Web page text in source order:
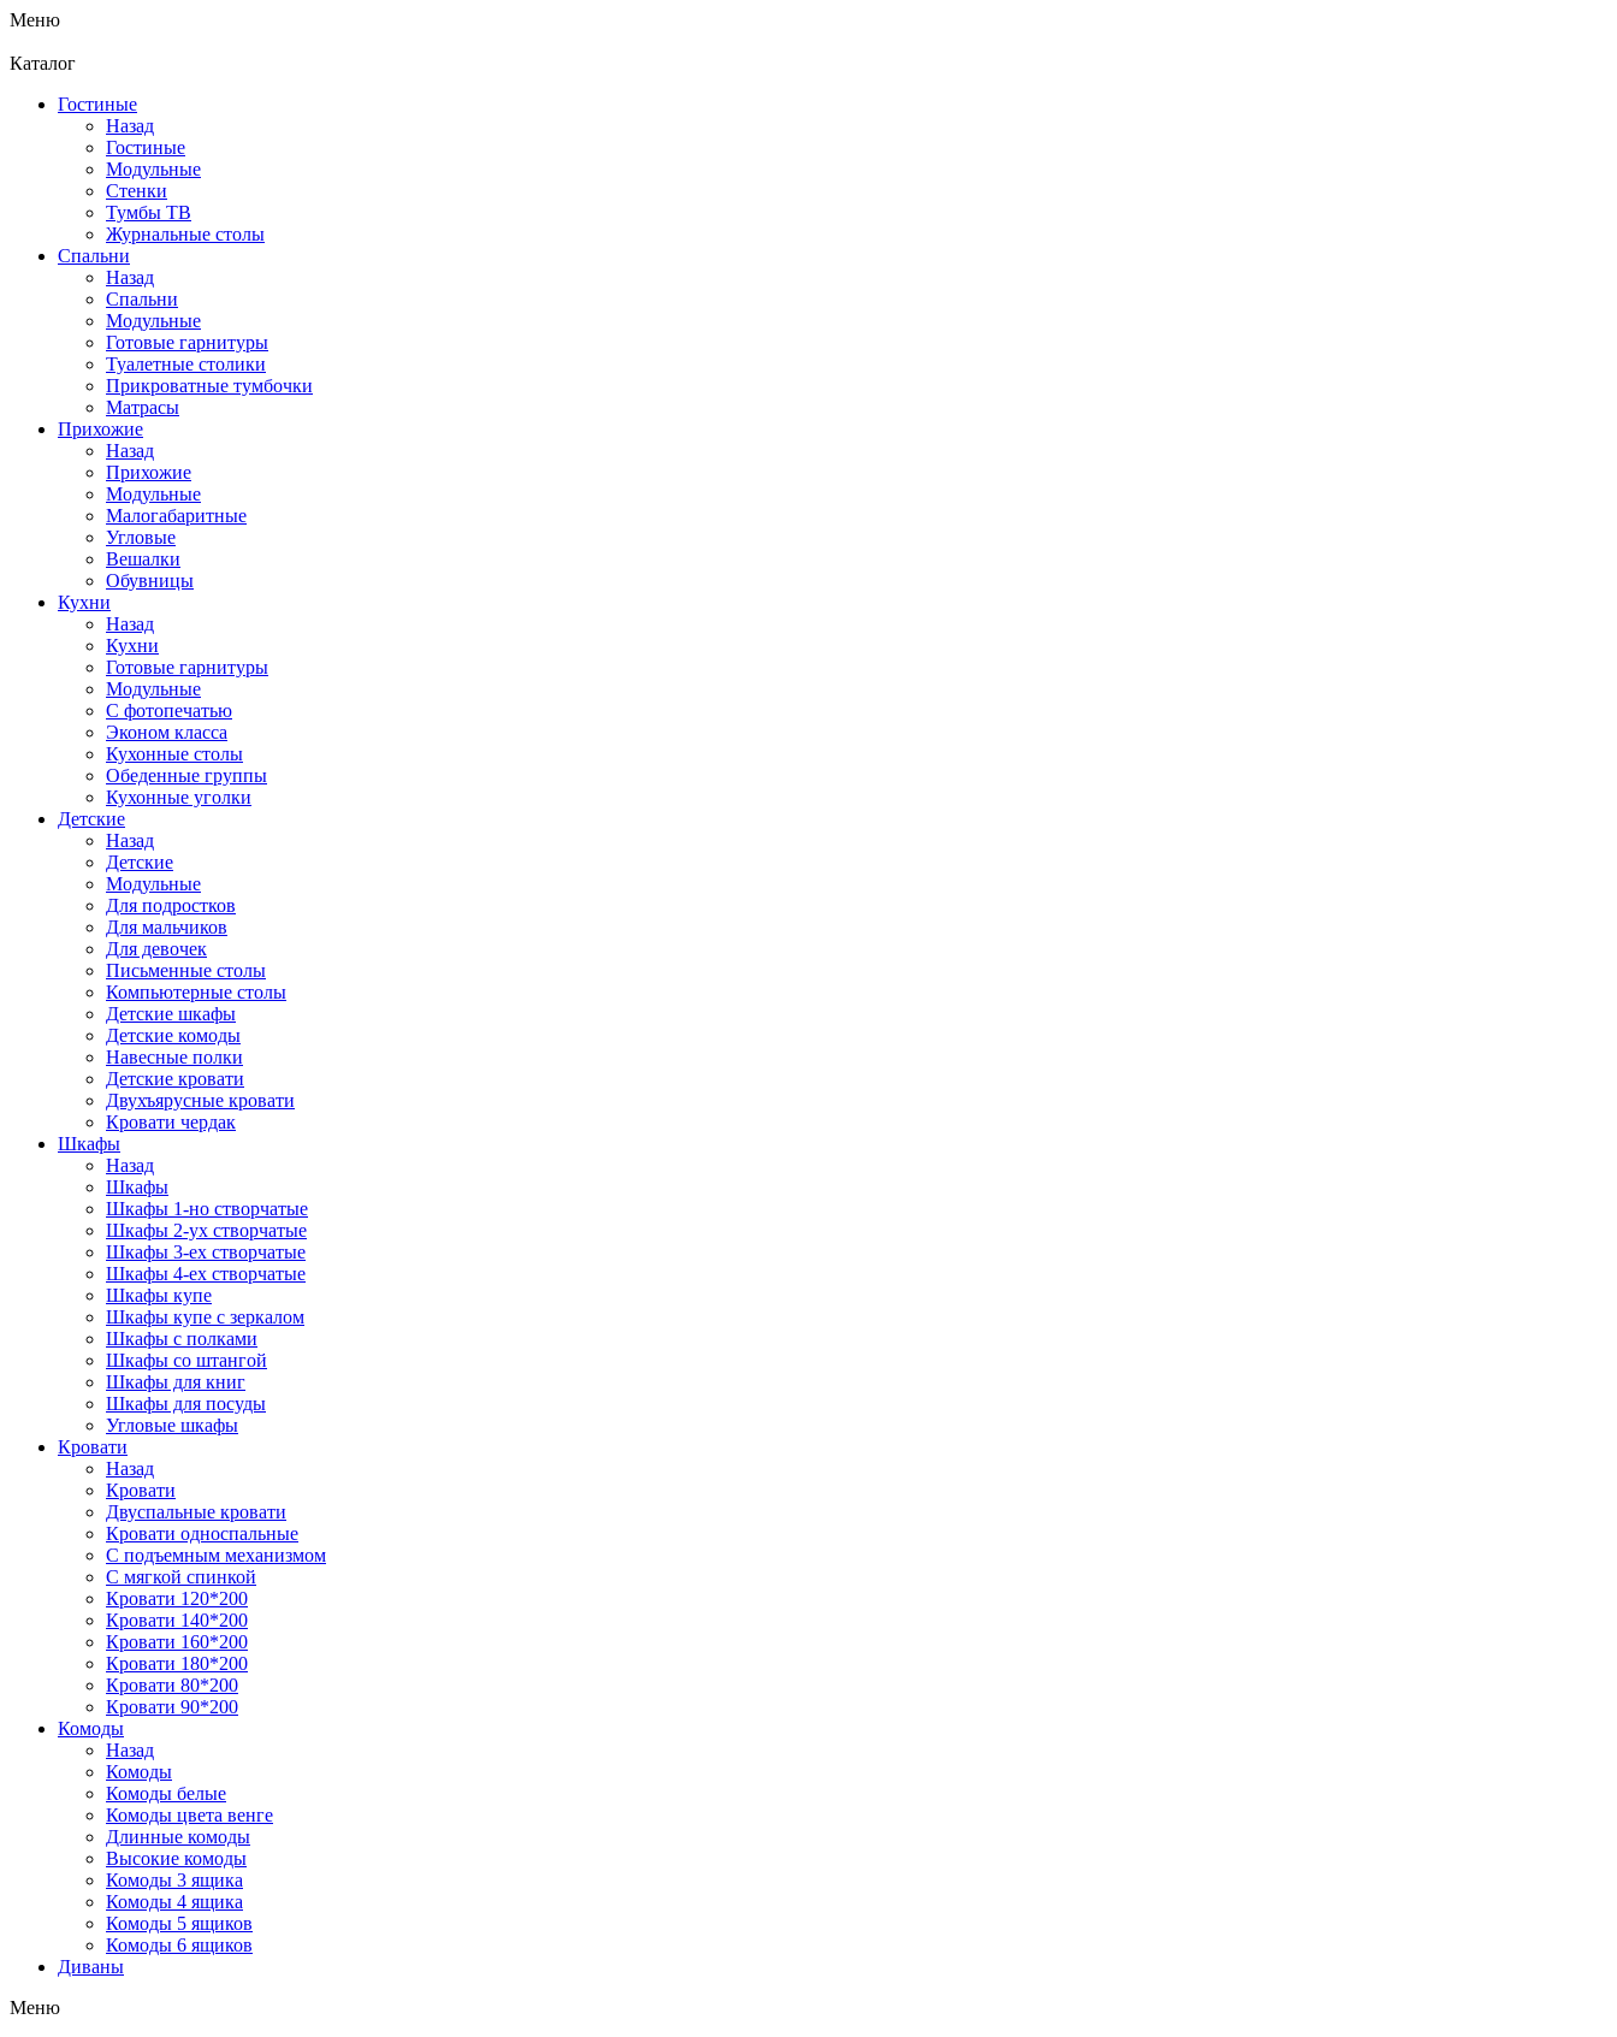
Меню
Каталог
Гостиные
Назад
Гостиные
Модульные
Стенки
Тумбы ТВ
Журнальные столы
Спальни
Назад
Спальни
Модульные
Готовые гарнитуры
Туалетные столики
Прикроватные тумбочки
Матрасы
Прихожие
Назад
Прихожие
Модульные
Малогабаритные
Угловые
Вешалки
Обувницы
Кухни
Назад
Кухни
Готовые гарнитуры
Модульные
С фотопечатью
Эконом класса
Кухонные столы
Обеденные группы
Кухонные уголки
Детские
Назад
Детские
Модульные
Для подростков
Для мальчиков
Для девочек
Письменные столы
Компьютерные столы
Детские шкафы
Детские комоды
Навесные полки
Детские кровати
Двухъярусные кровати
Кровати чердак
Шкафы
Назад
Шкафы
Шкафы 1-но створчатые
Шкафы 2-ух створчатые
Шкафы 3-ех створчатые
Шкафы 4-ех створчатые
Шкафы купе
Шкафы купе с зеркалом
Шкафы с полками
Шкафы со штангой
Шкафы для книг
Шкафы для посуды
Угловые шкафы
Кровати
Назад
Кровати
Двуспальные кровати
Кровати односпальные
С подъемным механизмом
С мягкой спинкой
Кровати 120*200
Кровати 140*200
Кровати 160*200
Кровати 180*200
Кровати 80*200
Кровати 90*200
Комоды
Назад
Комоды
Комоды белые
Комоды цвета венге
Длинные комоды
Высокие комоды
Комоды 3 ящика
Комоды 4 ящика
Комоды 5 ящиков
Комоды 6 ящиков
Диваны
Меню